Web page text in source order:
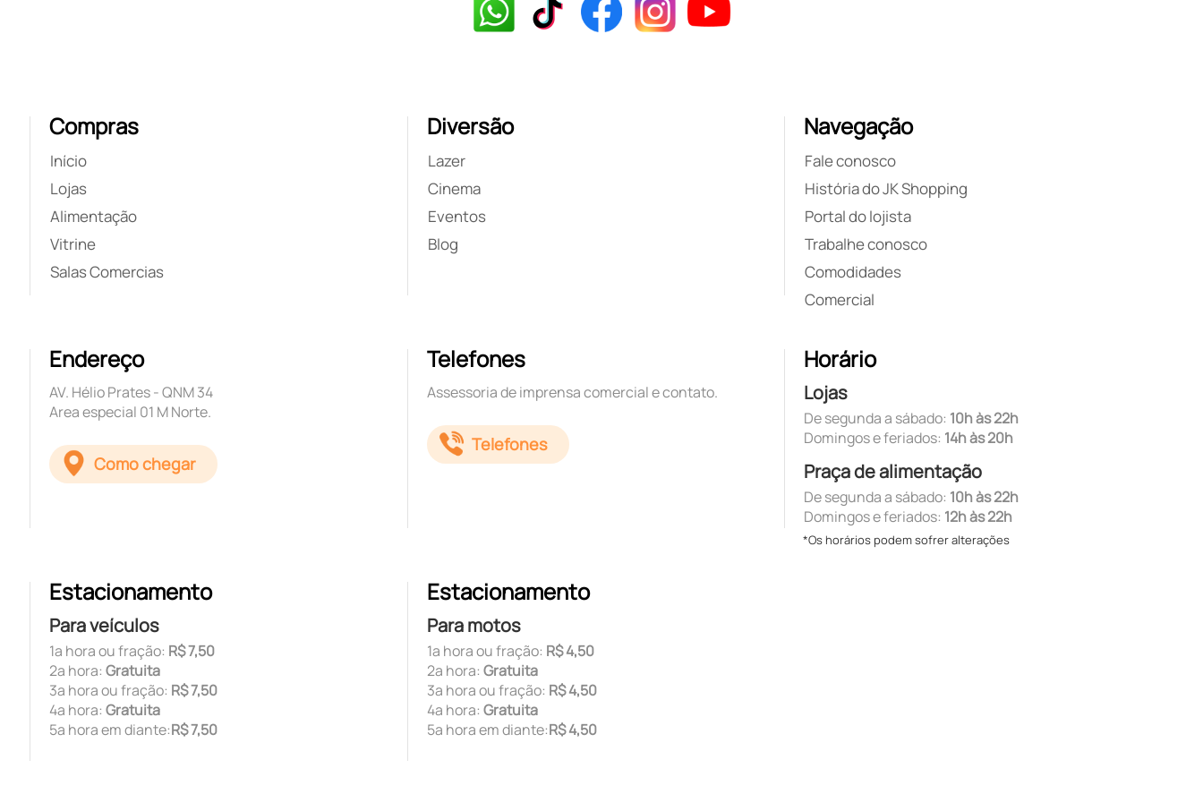
Compras
Início
Lojas
Alimentação
Vitrine
Salas Comercias
Diversão
Lazer
Cinema
Eventos
Blog
Navegação
Fale conosco
História do JK Shopping
Portal do lojista
Trabalhe conosco
Comodidades
Comercial
Endereço
AV. Hélio Prates - QNM 34
Area especial 01 M Norte.
Como chegar
Telefones
Assessoria de imprensa comercial e contato.
Telefones
Horário
Lojas
De segunda a sábado: 10h às 22h
Domingos e feriados: 14h às 20h
Praça de alimentação
De segunda a sábado: 10h às 22h
Domingos e feriados: 12h às 22h
*Os horários podem sofrer alterações
Estacionamento
Para veículos
1ª hora ou fração: R$ 7,50
2ª hora:Gratuita
3ª hora ou fração: R$ 7,50
4ª hora:Gratuita
5ª hora em diante:R$ 7,50
Estacionamento
Para motos
1ª hora ou fração: R$ 4,50
2ª hora: Gratuita
3ª hora ou fração: R$ 4,50
4ª hora: Gratuita
5ª hora em diante:R$ 4,50